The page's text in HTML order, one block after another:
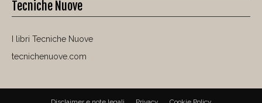
Tecniche Nuove
I libri Tecniche Nuove
tecnichenuove.com